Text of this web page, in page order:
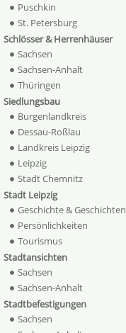
Puschkin
St. Petersburg
Schlösser & Herrenhäuser
Sachsen
Sachsen-Anhalt
Thüringen
Siedlungsbau
Burgenlandkreis
Dessau-Roßlau
Landkreis Leipzig
Leipzig
Stadt Chemnitz
Stadt Leipzig
Geschichte & Geschichten
Persönlichkeiten
Tourismus
Stadtansichten
Sachsen
Sachsen-Anhalt
Stadtbefestigungen
Sachsen